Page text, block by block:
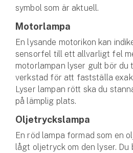
symbol som är aktuell.
Motorlampa
En lysande motorikon kan
sensorfel till ett allvarligt fel
motorlampan lyser gult bör du
verkstad för att fastställa
Lyser lampan rött ska du
på lämplig plats.
Oljetryckslampa
En röd lampa formad som en
lågt oljetryck om den lyser. Du